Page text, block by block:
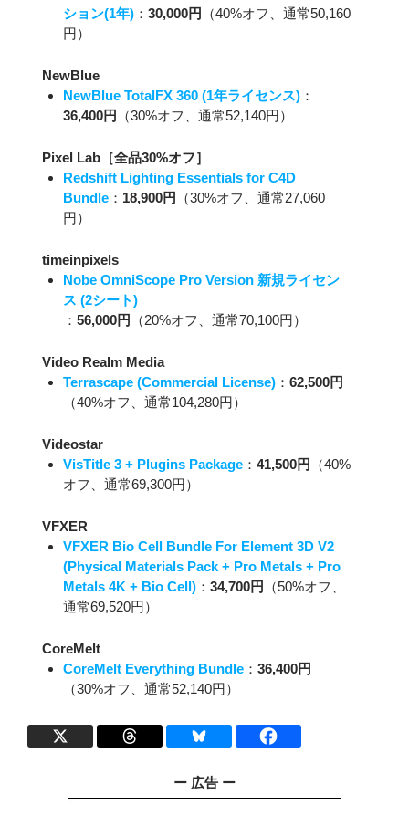
ション(1年) ： 30,000円
（40%オフ、通常50,160
円）
NewBlue
NewBlue TotalFX 360 (1年ライセンス) ：
36,400円
（30%オフ、通常52,140円）
Pixel Lab［全品30%オフ］
Redshift Lighting Essentials for C4D
Bundle ： 18,900円
（30%オフ、通常27,060
円）
timeinpixels
Nobe OmniScope Pro Version 新規ライセン
ス (2シート)
： 56,000円 （20%オフ、通常70,100円）
Video Realm Media
Terrascape (Commercial License) ： 62,500円
（40%オフ、通常104,280円）
Videostar
VisTitle 3 + Plugins Package ： 41,500円
（40%
オフ、通常69,300円）
VFXER
VFXER Bio Cell Bundle For Element 3D V2
(Physical Materials Pack + Pro Metals + Pro
Metals 4K + Bio Cell) ： 34,700円
（50%オフ、
通常69,520円）
CoreMelt
CoreMelt Everything Bundle ： 36,400円
（30%オフ、通常52,140円）
ー 広告 ー